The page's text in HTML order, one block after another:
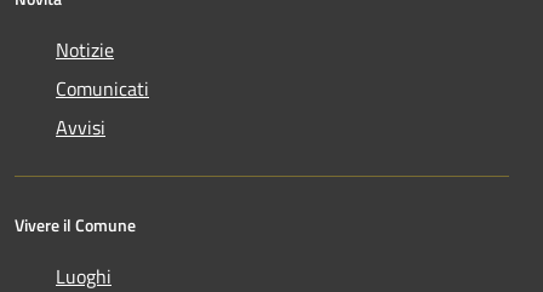
Notizie
Comunicati
Avvisi
Vivere il Comune
Luoghi